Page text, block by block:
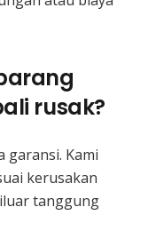
rusak?
garansi. Kami
kerusakan
tanggung